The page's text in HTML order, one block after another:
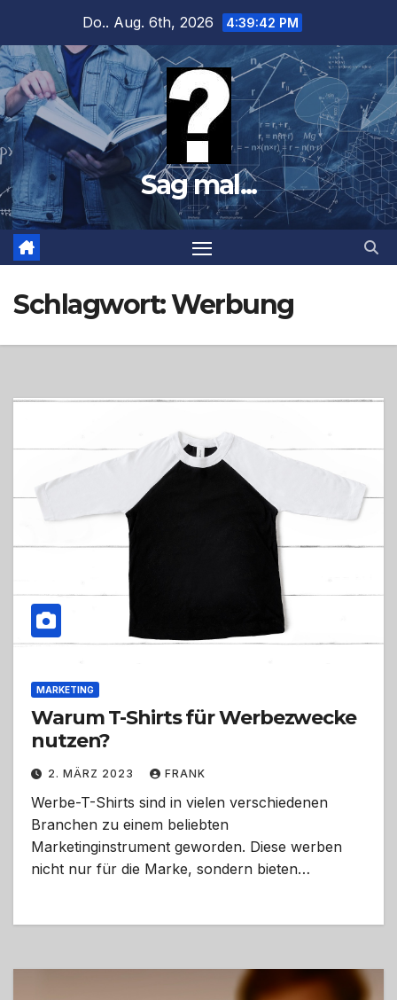
springen
Do.. Aug. 6th, 2026 4:39:43 PM
Sag mal...
Schlagwort:Werbung
MARKETING
Warum T-Shirts für Werbezwecke
nutzen?
2. MÄRZ 2023 FRANK
Werbe-T-Shirts sind in vielen verschiedenen
Branchen zu einem beliebten
Marketinginstrument geworden. Diese werben
nicht nur für die Marke, sondern bieten…